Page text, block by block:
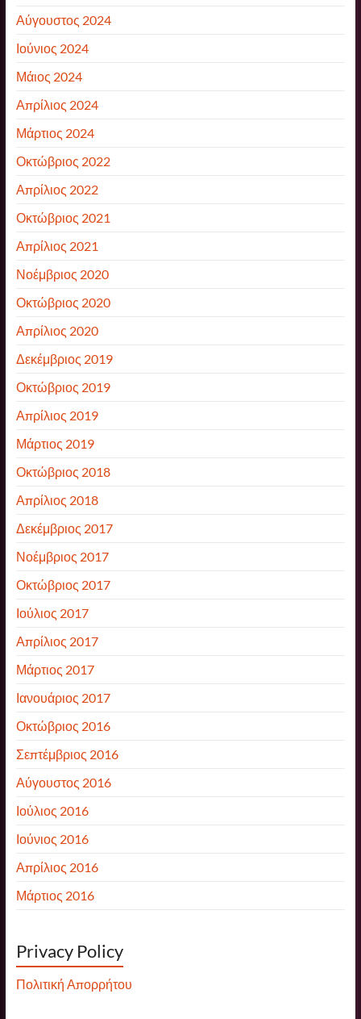
Αύγουστος 2024
Ιούνιος 2024
Μάιος 2024
Απρίλιος 2024
Μάρτιος 2024
Οκτώβριος 2022
Απρίλιος 2022
Οκτώβριος 2021
Απρίλιος 2021
Νοέμβριος 2020
Οκτώβριος 2020
Απρίλιος 2020
Δεκέμβριος 2019
Οκτώβριος 2019
Απρίλιος 2019
Μάρτιος 2019
Οκτώβριος 2018
Απρίλιος 2018
Δεκέμβριος 2017
Νοέμβριος 2017
Οκτώβριος 2017
Ιούλιος 2017
Απρίλιος 2017
Μάρτιος 2017
Ιανουάριος 2017
Οκτώβριος 2016
Σεπτέμβριος 2016
Αύγουστος 2016
Ιούλιος 2016
Ιούνιος 2016
Απρίλιος 2016
Μάρτιος 2016
Privacy Policy
Πολιτική Απορρήτου